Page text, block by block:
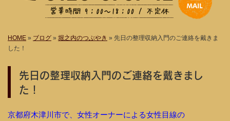
HOME » ブログ » 堀之内のつぶやき » 先日の整理収納入門のご連絡を戴きま
した！
先日の整理収納入門のご連絡を戴きまし
た！
京都府木津川市で、女性オーナーによる女性目線の